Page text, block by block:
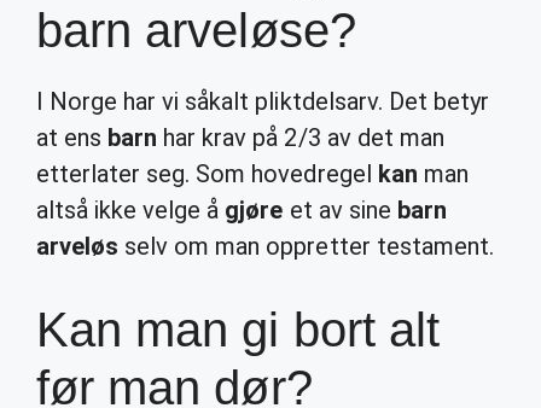
barn arveløse?
I Norge har vi såkalt pliktdelsarv. Det betyr
at ens barn har krav på 2/3 av det man
etterlater seg. Som hovedregel kan man
altså ikke velge å gjøre et av sine barn
arveløs selv om man oppretter testament.
Kan man gi bort alt
før man dør?